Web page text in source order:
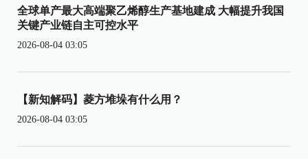
全球单产最大高端聚乙烯醇生产基地建成 大幅提升我国
关键产业链自主可控水平
2026-08-04 03:05
【新知解码】菱方堆垛有什么用？
2026-08-04 03:05